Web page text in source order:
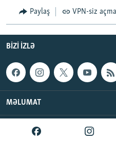
XƏBƏR BÜLLETENLƏRIMIZ
Paylaş VPN-siz
BIZI IZLƏ
MƏLUMAT
AzadlıqRadiosu ©